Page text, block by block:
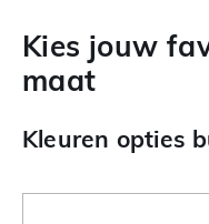
Kies jouw
maat
Kleuren opties